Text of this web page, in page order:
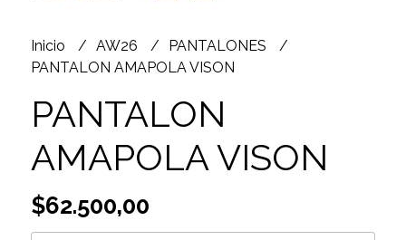
Inicio AW26
PANTALONES
PANTALON AMAPOLA VISON
PANTALON
AMAPOLA VISON
$62.500,00